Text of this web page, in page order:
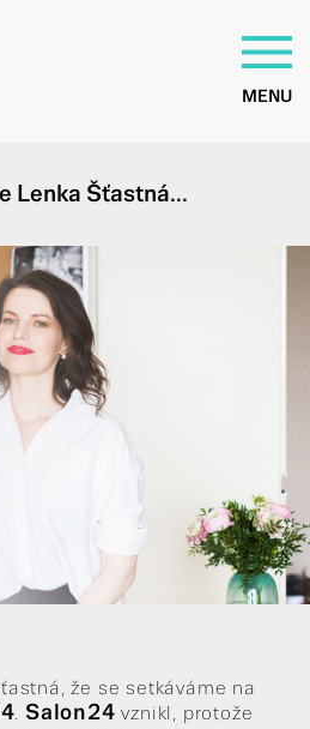
MENU
Lenka Šťastná...
že se setkáváme na
Salon24 vznikl, protože